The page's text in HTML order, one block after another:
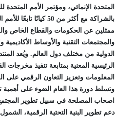
المتحدة الإنمائي، ومؤتمر الأمم المتحدة
بالشراكة مع أكثر من 50
ممثلين عن الحكومات والقطاع الخاص
والمجتمعات التقنية والأوساط
الدولية من مختلف دول العالم. ويُعد
الرئيسية المعنية بمتابعة تنفيذ مخرجات
المعلومات وتعزيز التعاون الرقمي على
وتسلط دورة هذا العام الضوء على أهمية
اصحاب المصلحة في سبيل تطوير
دعم تطوير البنية التحتية الرقمية،